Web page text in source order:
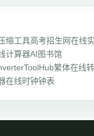
缩工具高考招生网在线
计算器AI图书馆
ToolHub繁体在线
在线时钟钟表